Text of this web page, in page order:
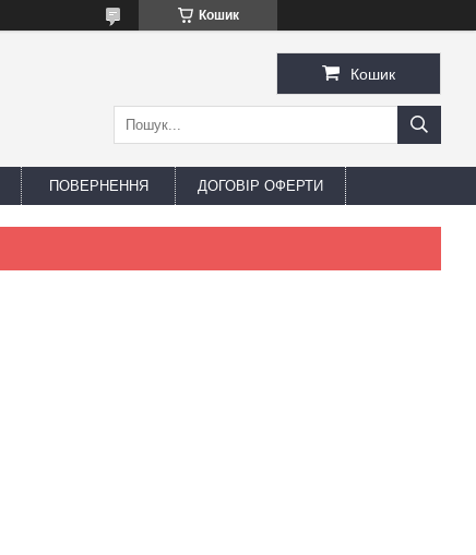
Кошик
Кошик
ПОВЕРНЕННЯ ДОГОВІР ОФЕРТИ